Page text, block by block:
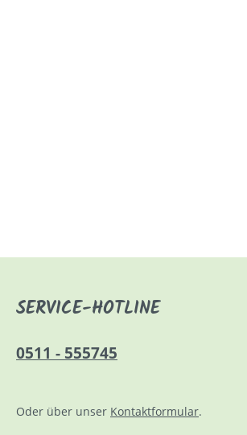
SERVICE-HOTLINE
0511 - 555745
Oder über unser Kontaktformular.